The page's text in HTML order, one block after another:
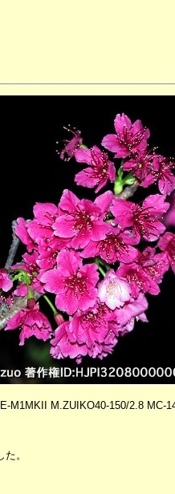
M1MKII M.ZUIKO40-150/2.8
。